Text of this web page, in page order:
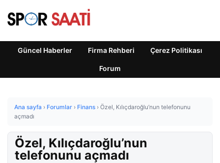
Güncel Haberler Firma Rehberi Çerez Politikası
Forum
Ana sayfa › Forumlar › Finans › Özel, Kılıçdaroğlu’nun telefonunu
açmadı
Özel, Kılıçdaroğlu’nun
telefonunu açmadı